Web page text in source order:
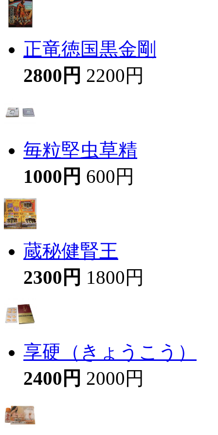
正竜徳国黒金剛
2800円 2200円
毎粒堅虫草精
1000円 600円
蔵秘健腎王
2300円 1800円
享硬（きょうこう）
2400円 2000円